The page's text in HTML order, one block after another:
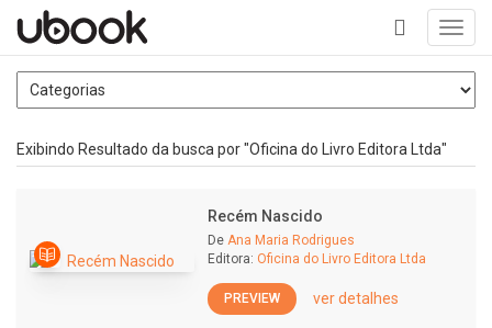
+
Exibindo Resultado da busca por "Oficina do Livro Editora Ltda"
Recém Nascido
De Ana Maria Rodrigues
Editora: Oficina do Livro Editora Ltda
PREVIEW ver detalhes